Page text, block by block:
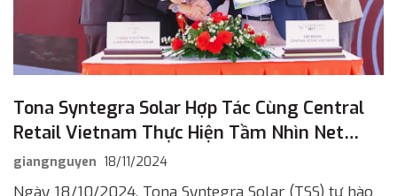
Tona Syntegra Solar Hợp Tác Cùng Central
Retail Vietnam Thực Hiện Tầm Nhìn Net
Zero
giangnguyen 18/11/2024